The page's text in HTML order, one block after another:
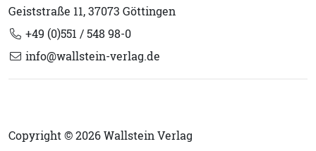
Geiststraße 11, 37073 Göttingen
+49 (0)551 / 548 98-0
info@wallstein-verlag.de
Copyright © 2026 Wallstein Verlag